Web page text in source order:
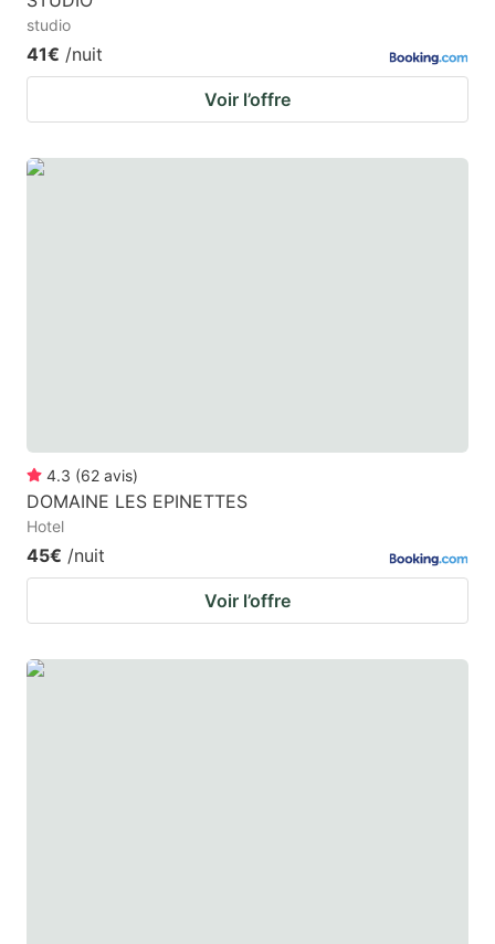
studio
41€ /nuit
Voir l’offre
4.3 (62 avis)
DOMAINE LES EPINETTES
Hotel
45€ /nuit
Voir l’offre